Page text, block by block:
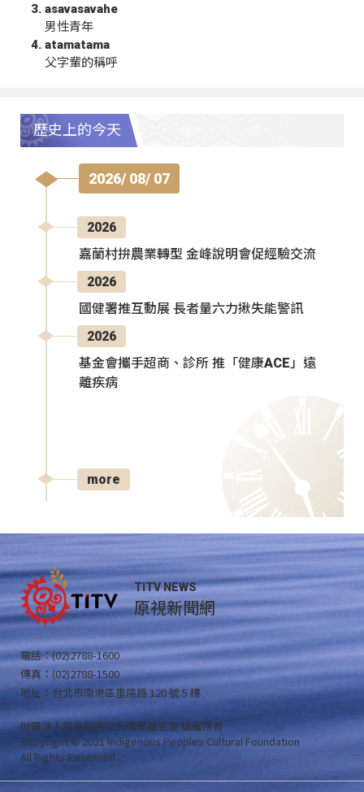
asavasavahe
男性青年
atamatama
父字輩的稱呼
歷史上的今天
2026/ 08/ 07
2026
嘉蘭村拚農業轉型 金峰說明會促經驗交流
2026
國健署推互動展 長者量六力揪失能警訊
2026
基金會攜手超商、診所 推「健康ACE」遠
離疾病
more
TITV NEWS
原視新聞網
電話：(02)2788-1600
傳真：(02)2788-1500
地址：台北市南港區重陽路 120 號 5 樓
財團法人原住民族文化事業基金會 版權所有
Copyright © 2021 Indigenous Peoples Cultural Foundation
All Rights Reserved .